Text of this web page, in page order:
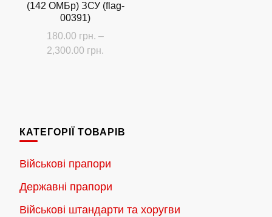
(142 ОМБр) ЗСУ (flag-
00391)
180.00 грн. –
2,300.00 грн.
варіантів.
можна
вибрати
на
КАТЕГОРІЇ ТОВАРІВ
Військові прапори
Державні прапори
Військові штандарти та хоругви